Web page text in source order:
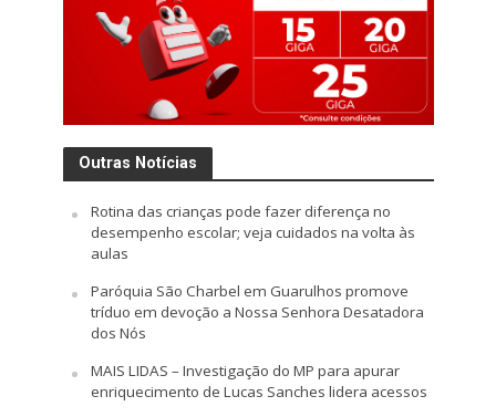
Outras Notícias
Rotina das crianças pode fazer diferença no
desempenho escolar; veja cuidados na volta às
aulas
Paróquia São Charbel em Guarulhos promove
tríduo em devoção a Nossa Senhora Desatadora
dos Nós
MAIS LIDAS – Investigação do MP para apurar
enriquecimento de Lucas Sanches lidera acessos